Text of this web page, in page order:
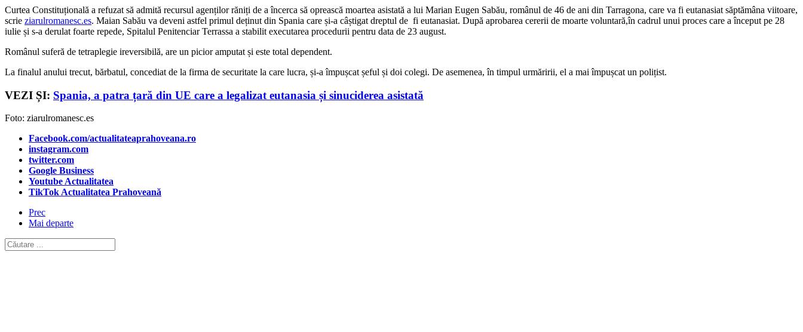
Curtea Constituțională a refuzat să admită recursul agenților răniți de a încerca să oprească moartea asistată a lui Marian Eugen Sabău, românul de 46 de ani din Tarragona, care va fi eutanasiat săptămâna viitoare,
scrie ziarulromanesc.es. Maian Sabău va deveni astfel primul deținut din Spania care și-a câștigat dreptul de fi eutanasiat. După aprobarea cererii de moarte voluntară,în cadrul unui proces care a început pe 28
iulie și s-a derulat foarte repede, Spitalul Penitenciar Terrassa a stabilit executarea procedurii pentru data de 23 august.
Românul suferă de tetraplegie ireversibilă, are un picior amputat și este total dependent.
La finalul anului trecut, bărbatul, concediat de la firma de securitate la care lucra, și-a împușcat șeful și doi colegi. De asemenea, în timpul urmăririi, el a mai împușcat un polițist.
VEZI ȘI: Spania, a patra țară din UE care a legalizat eutanasia și sinuciderea asistată
Foto: ziarulromanesc.es
Facebook.com/actualitateaprahoveana.ro
instagram.com
twitter.com
Google Business
Youtube Actualitatea
TikTok Actualitatea Prahoveană
Prec
Mai departe